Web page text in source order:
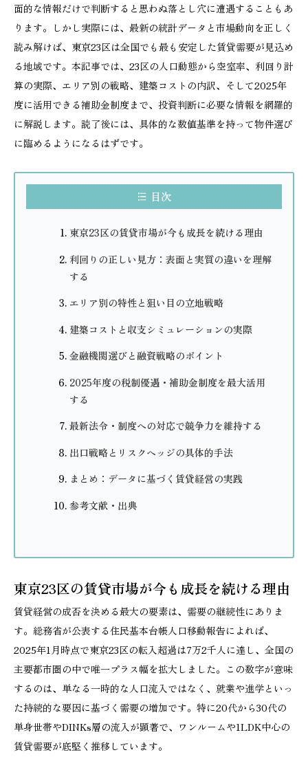
面的な情報だけで判断すると思わぬ落とし穴に遭遇することもあ
ります。しかし実際には、最新の統計データと市場動向を正しく
読み解けば、東京23区は全国でも最も安定した賃貸需要が見込め
る地域です。本記事では、23区の人口動態から空室率、利回り計
算の実際、エリア別の戦略、建築コストの内訳、そして2025年
度に活用できる補助金制度まで、投資判断に必要な情報を網羅的
に解説します。読了後には、具体的な数値基準を持って物件選び
に臨めるようになるはずです。
目次
東京23区の賃貸市場が今も成長を続ける理由
利回りの正しい見方：表面と実質の違いを理解
する
エリア別の特性と狙い目の立地戦略
建築コストと収支シミュレーションの実際
金融機関選びと融資戦略のポイント
2025年度の税制優遇・補助金制度を最大活用
する
最新法令・制度への対応で競争力を維持する
出口戦略とリスクヘッジの具体的手法
まとめ：データに基づく賃貸経営の実践
参考文献・出典
東京23区の賃貸市場が今も成長を続ける理由
賃貸経営の成否を決める最大の要素は、需要の継続性にありま
す。総務省が公表する住民基本台帳人口移動報告によれば、
2025年1月時点で東京23区の転入超過は7万2千人に達し、全国の
主要都市圏の中で唯一プラス幅を拡大しました。この数字が意味
するのは、単なる一時的な人口流入ではなく、就業や進学といっ
た持続的な要因に基づく需要の増加です。特に20代から30代の
単身世帯やDINKs層の流入が顕著で、ワンルームや1LDK中心の
賃貸需要が底堅く推移しています。